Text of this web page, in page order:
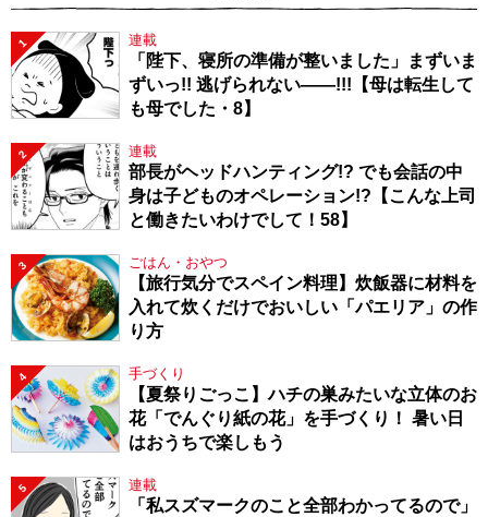
1 連載
「陛下、寝所の準備が整いました」まずいま
ずいっ!! 逃げられない――!!!【母は転生して
も母でした・8】
2 連載
部長がヘッドハンティング!? でも会話の中
身は子どものオペレーション!?【こんな上司
と働きたいわけでして！58】
3 ごはん・おやつ
【旅行気分でスペイン料理】炊飯器に材料を
入れて炊くだけでおいしい「パエリア」の作
り方
4 手づくり
【夏祭りごっこ】ハチの巣みたいな立体のお
花「でんぐり紙の花」を手づくり！ 暑い日
はおうちで楽しもう
5 連載
「私スズマークのこと全部わかってるので」